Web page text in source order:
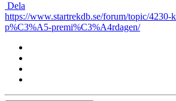
Dela
https://www.startrekdb.se/forum/topic/
p%C3%A5-premi%C3%A4rdagen/